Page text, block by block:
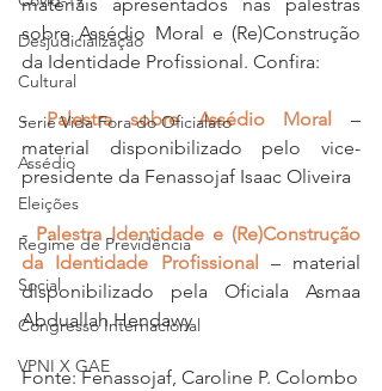
Desjudicialização
Cultural
Serie Vida Fora do Oficialato
Assédio
Eleições
Regime de Previdência
Social
Congresso Internacional
VPNI X GAE
materiais apresentados nas palestras
sobre Assédio Moral e (Re)Construção
da Identidade Profissional. Confira:
- Palestra sobre Assédio Moral
–
material disponibilizado pelo vice-
presidente da Fenassojaf Isaac Oliveira
- Palestra Identidade e (Re)Construção
da Identidade Profissional
– material
disponibilizado pela Oficiala Asmaa
Abduallah Hendawy
Fonte: Fenassojaf, Caroline P. Colombo